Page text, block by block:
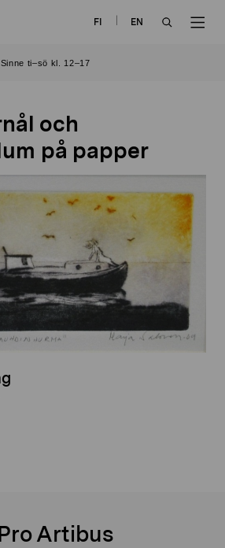
FI
EN
ti–sö kl. 12–17
och
på papper
Artibus